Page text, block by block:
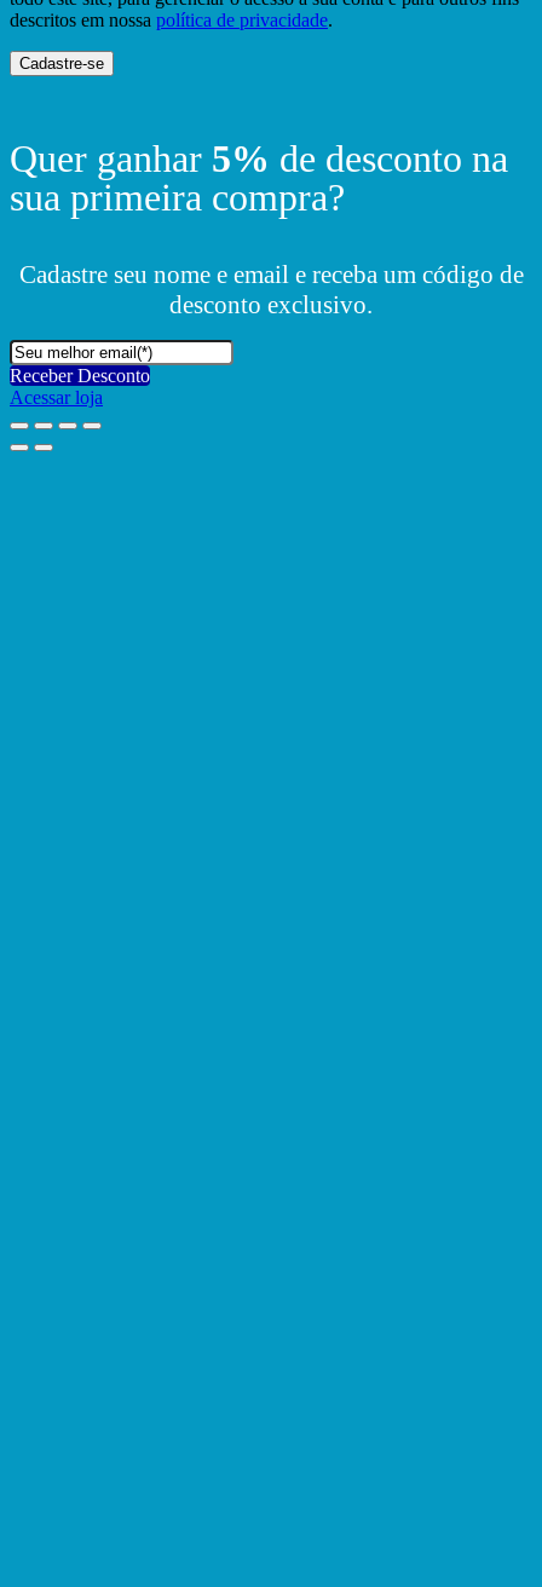
descritos em nossa política de privacidade.
Cadastre-se
Quer ganhar 5% de desconto na
sua primeira compra?
Cadastre seu nome e email e receba um código de
desconto exclusivo.
Receber Desconto
Acessar loja